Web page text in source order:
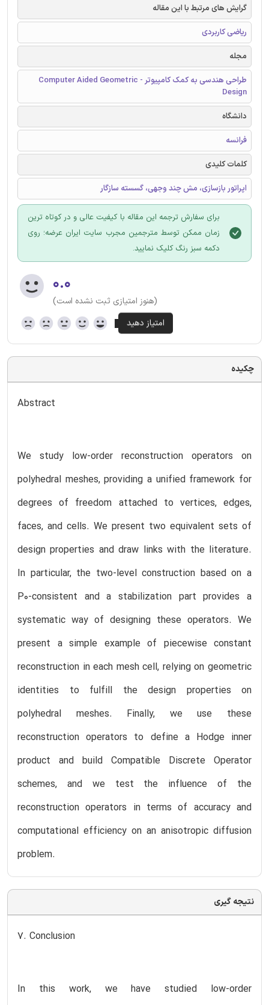
گرایش های مرتبط با این مقاله
ریاضی کاربردی
مجله
طراحی هندسی به کمک کامپیوتر - Computer Aided Geometric
Design
دانشگاه
فرانسه
کلمات کلیدی
اپراتور بازسازی، مش چند وجهی، گسسته سازگار
برای سفارش ترجمه این مقاله با کیفیت عالی و در کوتاه ترین
زمان ممکن توسط مترجمین مجرب سایت ایران عرضه؛ روی
دکمه سبز رنگ کلیک نمایید.
۰.۰
(هنوز امتیازی ثبت نشده است)
چکیده
Abstract
We study low-order reconstruction operators on
polyhedral meshes, providing a unified framework for
degrees of freedom attached to vertices, edges,
faces, and cells. We present two equivalent sets of
design properties and draw links with the literature.
In particular, the two-level construction based on a
P0-consistent and a stabilization part provides a
systematic way of designing these operators. We
present a simple example of piecewise constant
reconstruction in each mesh cell, relying on geometric
identities to fulfill the design properties on
polyhedral meshes. Finally, we use these
reconstruction operators to define a Hodge inner
product and build Compatible Discrete Operator
schemes, and we test the influence of the
reconstruction operators in terms of accuracy and
computational efficiency on an anisotropic diffusion
problem.
نتیجه گیری
7. Conclusion
In this work, we have studied low-order